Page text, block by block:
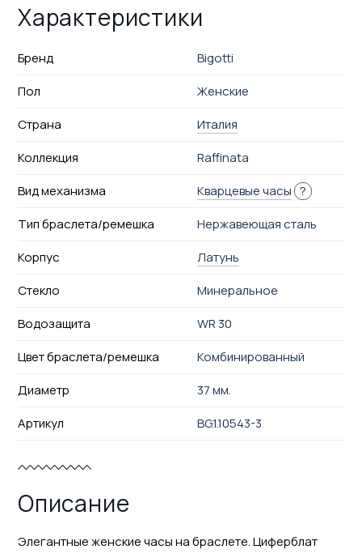
Характеристики
Бренд
Bigotti
Пол
Женские
Страна
Италия
Коллекция
Raffinata
Вид механизма
Кварцевые часы ?
Тип браслета/ремешка
Нержавеющая сталь
Корпус
Латунь
Стекло
Минеральное
Водозащита
WR 30
Цвет браслета/ремешка
Комбинированный
Диаметр
37 мм.
Артикул
BG.1.10543-3
Описание
Элегантные женские часы на браслете. Циферблат